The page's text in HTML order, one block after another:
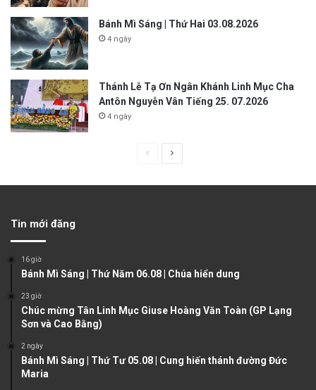
Bánh Mì Sáng | Thứ Hai 03.08.2026
4 ngày
Thánh Lễ Tạ Ơn Ngân Khánh Linh Mục Cha
Antôn Nguyễn Vân Tiếng 25. 07.2026
4 ngày
u
p
g
Tin mới đăng
16 giờ
Bánh Mì Sáng | Thứ Năm 06.08 | Chúa hiển dung
23 giờ
Chúc mừng Tân Linh Mục Giuse Hoàng Văn Toàn (GP Lạng
Sơn và Cao Bằng)
2 ngày
Bánh Mì Sáng | Thứ Tư 05.08 | Cung hiến thánh đường Đức
Maria